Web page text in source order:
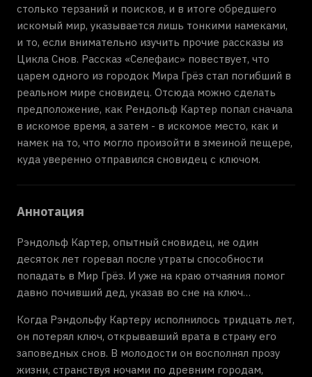
столько терзаний и поисков, и в итоге обредшего
искомый мир, указывается лишь тонкими намеками,
и то, если внимательно изучить прочие рассказы из
Цикла Снов. Рассказ «Селефаис» повествует, что
царем одного из городок Мира Грёз стал погибший в
реальном мире сновидец. Отсюда можно сделать
предположение, как Рендольф Картер попал сначала
в искомое время, а затем - в искомое место, как и
намек на то, что могло произойти в змеиной пещере,
куда уверенно отправился сновидец с ключом.
Аннотация
Рэндольф Картер, опытный сновидец, не один
десяток лет горевал после утраты способности
попадать в Мир Грёз. И уже на краю отчаяния помог
давно почивший дед, указав во сне на ключ…
Когда Рэндольфу Картеру исполнилось тридцать лет,
он потерял ключ, открывавший врата в страну его
заповедных снов. В молодости он восполнял прозу
жизни, странствуя ночами по древним городам,